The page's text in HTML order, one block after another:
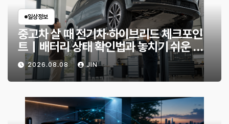
일상정보
중고차 살 때 전기차·하이브리드 체크포인
트｜배터리 상태 확인법과 놓치기 쉬운 위
험 신호
2026.08.08 JIN